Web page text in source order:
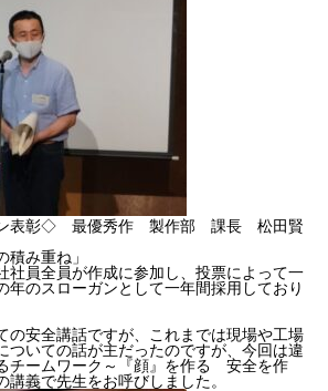
BUSINESS RECRUIT CONTACT
ン表彰◇ 最優秀作 製作部 課長 松田賢
積み重ね」
社員全員が作成に参加し、投票によって一
年のスローガンとして一年間採用しており
の安全講話ですが、これまでは現場や工場
ついての話が主だったのですが、今回は違
チームワーク～『顔』を作る 安全を作
講義で先生をお呼びしました。